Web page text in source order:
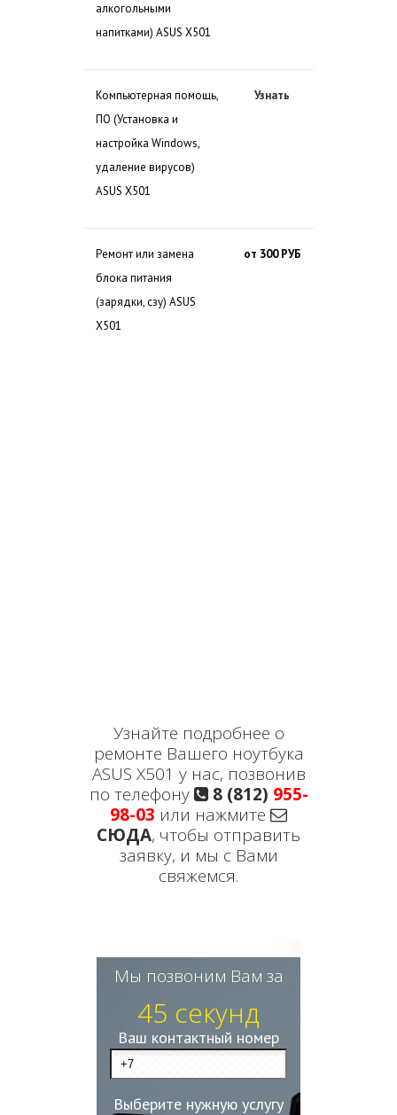
алкогольными
напитками) ASUS X501
Компьютерная помощь,
ПО (Установка и
настройка Windows,
удаление вирусов)
ASUS X501
Узнать
Ремонт или замена
блока питания
(зарядки, сзу) ASUS
X501
от 300 РУБ
Узнайте подробнее о
ремонте Вашего ноутбука
ASUS X501 у нас, позвонив
по телефону
8 (812) 955-
98-03 или нажмите
СЮДА, чтобы отправить
заявку, и мы с Вами
свяжемся.
Мы позвоним Вам за
45 секунд
Ваш контактный номер
Выберите нужную услугу